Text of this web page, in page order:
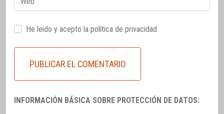
He leido y acepto la política de privacidad
INFORMACIÓN BÁSICA SOBRE PROTECCIÓN DE DATOS: